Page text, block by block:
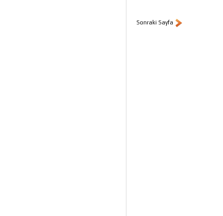
Sonraki Sayfa